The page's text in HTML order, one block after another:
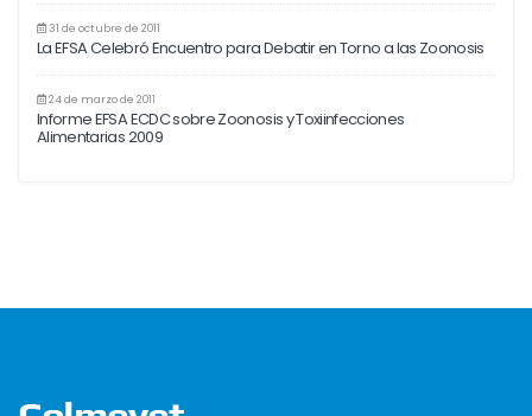
31 de octubre de 2011
La EFSA Celebró Encuentro para Debatir en Torno a las Zoonosis
24 de marzo de 2011
Informe EFSA ECDC sobre Zoonosis y Toxiinfecciones
Alimentarias 2009